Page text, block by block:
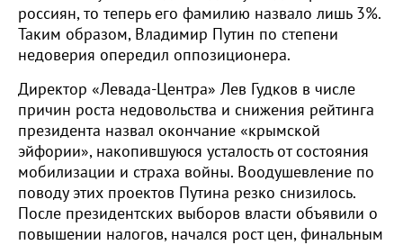
россиян, то теперь его фамилию назвало лишь 3%.
Таким образом, Владимир Путин по степени
недоверия опередил оппозиционера.
Директор «Левада-Центра» Лев Гудков в числе
причин роста недовольства и снижения рейтинга
президента назвал окончание «крымской
эйфории», накопившуюся усталость от состояния
мобилизации и страха войны. Воодушевление по
поводу этих проектов Путина резко снизилось.
После президентских выборов власти объявили о
повышении налогов, начался рост цен, финальным